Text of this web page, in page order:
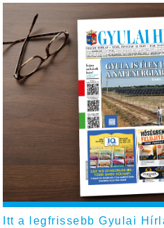
Itt a legfrissebb Gyulai